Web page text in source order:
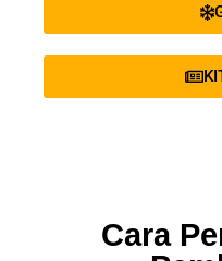
Cara